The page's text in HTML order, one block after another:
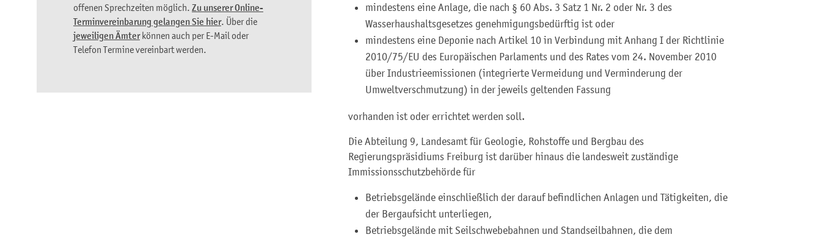
offenen Sprechzeiten möglich. Zu unserer Online-
Terminvereinbarung gelangen Sie hier. Über die
jeweiligen Ämterkönnen auch per E-Mail oder
Telefon Termine vereinbart werden.
mindestens eine Anlage, die nach § 60 Abs. 3 Satz 1 Nr. 2 oder Nr. 3 des
Wasserhaushaltsgesetzes genehmigungsbedürftig ist oder
mindestens eine Deponie nach Artikel 10 in Verbindung mit Anhang I der Richtlinie
2010/75/EU des Europäischen Parlaments und des Rates vom 24. November 2010
über Industrieemissionen (integrierte Vermeidung und Verminderung der
Umweltverschmutzung) in der jeweils geltenden Fassung
vorhanden ist oder errichtet werden soll.
Die Abteilung 9, Landesamt für Geologie, Rohstoffe und Bergbau des
Regierungspräsidiums Freiburg ist darüber hinaus die landesweit zuständige
Immissionsschutzbehörde für
Betriebsgelände einschließlich der darauf befindlichen Anlagen und Tätigkeiten, die
der Bergaufsicht unterliegen,
Betriebsgelände mit Seilschwebebahnen und Standseilbahnen, die dem